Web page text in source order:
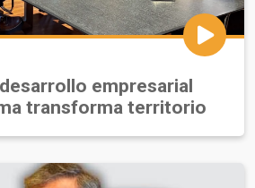
empresarial
transforma territorio